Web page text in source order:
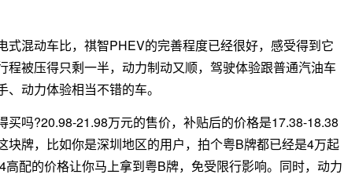
式混动车比，祺智PHEV的完善程度已经很好，感受得到它
程被压得只剩一半，动力制动又顺，驾驶体验跟普通汽油车
动力体验相当不错的车。
买吗?20.98-21.98万元的售价，补贴后的价格是17.38-18.38
块牌，比如你是深圳地区的用户，拍个粤B牌都已经是4万起
配的价格让你马上拿到粤B牌，免受限行影响。同时，动力